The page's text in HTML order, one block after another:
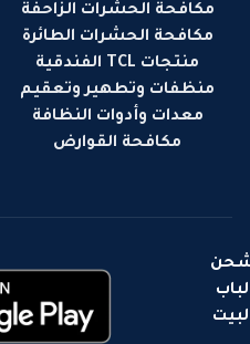
مكافحة الحشرات الزاحفة
مكافحة الحشرات الطائرة
منتجات TCL الفندقية
منظفات وتطهير وتعقيم
معدات وأدوات النظافة
مكافحة القوارض
لباب